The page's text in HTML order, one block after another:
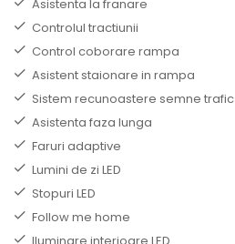
Asistenta la franare
Controlul tractiunii
Control coborare rampa
Asistent staionare in rampa
Sistem recunoastere semne trafic
Asistenta faza lunga
Faruri adaptive
Lumini de zi LED
Stopuri LED
Follow me home